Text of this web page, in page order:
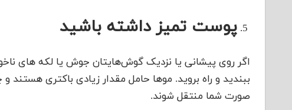
پوست تمیز داشته باشید
اگر روی پیشانی یا نزدیک گوش‌هایتان جوش یا لکه های
ببندید و راه بروید. موها حامل مقدار زیادی باکتری
صورت شما منتقل شوند.